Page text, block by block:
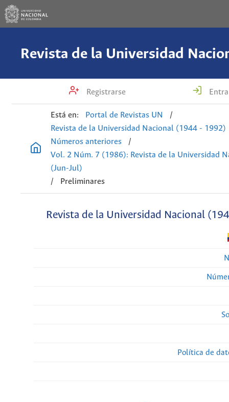
Registrarse
Está en: Portal de Revistas UN
/
Revista de la Universidad Nacional (1944 - 1992)
Números anteriores
/
Vol. 2 Núm. 7 (1986): Revista de la Universidad
(Jun-Jul)
/
Preliminares
Revista de la Universidad Nacional
Política de